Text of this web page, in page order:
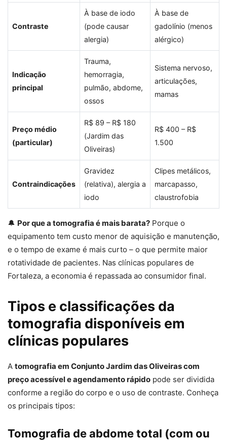
Contraste
À base de iodo
(pode causar
alergia)
À base de
gadolínio (menos
alérgico)
Indicação
principal
Trauma,
hemorragia,
pulmão, abdome,
ossos
Sistema nervoso,
articulações,
mamas
Preço médio
(particular)
R$ 89 – R$ 180
(Jardim das
Oliveiras)
R$ 400 – R$
1.500
Contraindicações
Gravidez
(relativa), alergia a
iodo
Clipes metálicos,
marcapasso,
claustrofobia
🔔 Por que a tomografia é mais barata? Porque o
equipamento tem custo menor de aquisição e manutenção,
e o tempo de exame é mais curto – o que permite maior
rotatividade de pacientes. Nas clínicas populares de
Fortaleza, a economia é repassada ao consumidor final.
Tipos e classificações da
tomografia disponíveis em
clínicas populares
A tomografia em Conjunto Jardim das Oliveiras com
preço acessível e agendamento rápido pode ser dividida
conforme a região do corpo e o uso de contraste. Conheça
os principais tipos:
Tomografia de abdome total (com ou